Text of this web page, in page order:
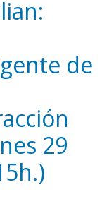
de
29